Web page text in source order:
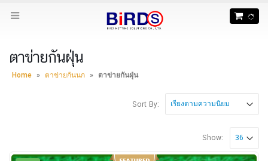
ตาข่ายกันฝุ่น
Home » ตาข่ายกันนก » ตาข่ายกันฝุ่น
Sort By:
Show: